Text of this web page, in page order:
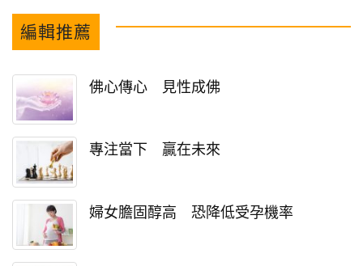
編輯推薦
佛心傳心 見性成佛
專注當下 贏在未來
婦女膽固醇高 恐降低受孕機率